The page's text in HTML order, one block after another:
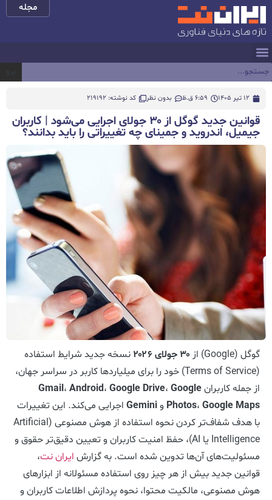
مجله
12 تیر 1405 6:59 ق.ظ بدون نظر کد نوشته: 219192
قوانین جدید گوگل از ۳۰ جولای اجرایی می‌شود | کاربران
جیمیل، اندروید و جمینای چه تغییراتی را باید بدانند؟
گوگل (Google) از ۳۰ جولای ۲۰۲۶
نسخه جدید شرایط استفاده
(Terms of Service) خود را برای میلیاردها کاربر در سراسر جهان،
از جمله کاربران
Gmail، Android، Google Drive، Google
Photos، Google Maps وGemini اجرایی می‌کند. این تغییرات
با هدف شفاف‌تر کردن نحوه استفاده از هوش مصنوعی (Artificial
Intelligence یا AI)، حفظ امنیت کاربران و تعیین دقیق‌تر حقوق و
مسئولیت‌های آن‌ها تدوین شده است. به گزارش ایران نت،
قوانین جدید بیش از هر چیز روی استفاده مسئولانه از ابزارهای
هوش مصنوعی، مالکیت محتوا، نحوه پردازش اطلاعات کاربران و